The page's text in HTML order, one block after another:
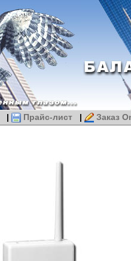
| Прайс-лист | Заказ